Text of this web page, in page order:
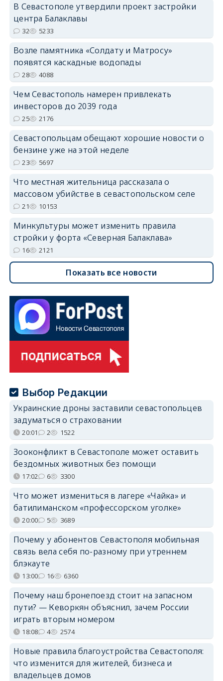
В Севастополе утвердили проект застройки
центра Балаклавы
32 5233
Возле памятника «Солдату и Матросу»
появятся каскадные водопады
28 4088
Чем Севастополь намерен привлекать
инвесторов до 2039 года
25 2176
Севастопольцам обещают хорошие новости о
бензине уже на этой неделе
23 5697
Что местная жительница рассказала о
массовом убийстве в севастопольском селе
21 10153
Минкультуры может изменить правила
стройки у форта «Северная Балаклава»
16 2121
Показать все новости
Выбор Редакции
Украинские дроны заставили севастопольцев
задуматься о страховании
20:01 2 1522
Зооконфликт в Севастополе может оставить
бездомных животных без помощи
17:02 6 3300
Что может измениться в лагере «Чайка» и
батилиманском «профессорском уголке»
20:00 5 3689
Почему у абонентов Севастополя мобильная
связь вела себя по-разному при утреннем
блэкауте
13:00 16 6360
Почему наш бронепоезд стоит на запасном
пути? — Кеворкян объяснил, зачем России
играть вторым номером
18:08 4 2574
Новые правила благоустройства Севастополя:
что изменится для жителей, бизнеса и
владельцев домов